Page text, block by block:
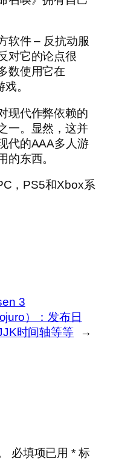
软件 – 反抗动服
对它的论点很
数使用它在
。
现代作弊依赖的
一。显然，这并
代的AAA多人游
的东西。
，PS5和Xbox系
3
）：发布日
时间轴等等
→
必填项已用* 标